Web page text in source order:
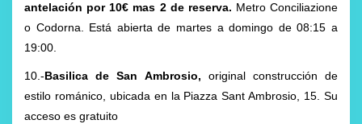
antelación por 10€ mas 2 de reserva. Metro Conciliazione
o Codorna. Está abierta de martes a domingo de 08:15 a
19:00.
10.-Basilica de San Ambrosio, original construcción de
estilo románico, ubicada en la Piazza Sant Ambrosio, 15. Su
acceso es gratuito